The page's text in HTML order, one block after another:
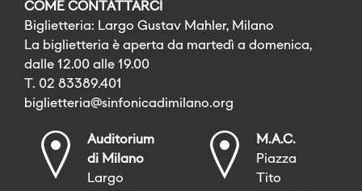
COME CONTATTARCI
Biglietteria: Largo Gustav Mahler, Milano
La biglietteria è aperta da martedì a domenica,
dalle 12.00 alle 19.00
T. 02 83389.401
biglietteria@sinfonicadimilano.org
Auditorium
di Milano
Largo
M.A.C.
Piazza
Tito